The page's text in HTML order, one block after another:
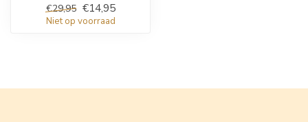
€29,95 €14,95
Niet op voorraad